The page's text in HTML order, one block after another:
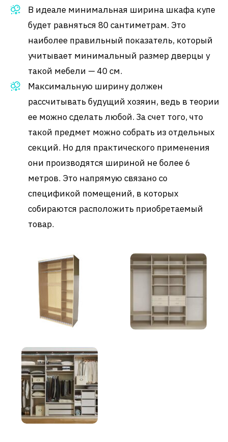
В идеале минимальная ширина шкафа купе
будет равняться 80 сантиметрам. Это
наиболее правильный показатель, который
учитывает минимальный размер дверцы у
такой мебели — 40 см.
Максимальную ширину должен
рассчитывать будущий хозяин, ведь в теории
ее можно сделать любой. За счет того, что
такой предмет можно собрать из отдельных
секций. Но для практического применения
они производятся шириной не более 6
метров. Это напрямую связано со
спецификой помещений, в которых
собираются расположить приобретаемый
товар.